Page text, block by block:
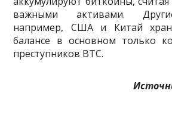
важными активами.
например, США и Китай
балансе в основном только
преступников BTC.